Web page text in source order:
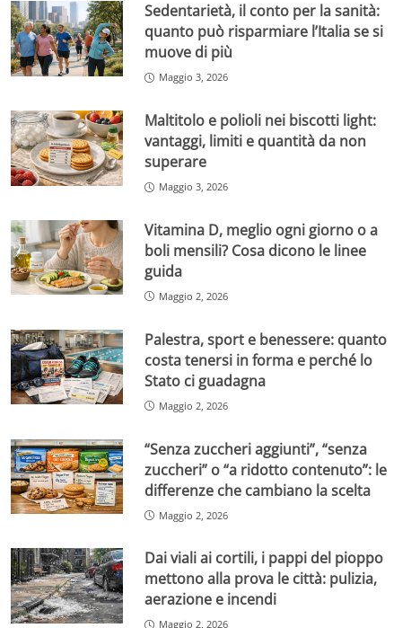
Sedentarietà, il conto per la sanità:
quanto può risparmiare l’Italia se si
muove di più
Maggio 3, 2026
Maltitolo e polioli nei biscotti light:
vantaggi, limiti e quantità da non
superare
Maggio 3, 2026
Vitamina D, meglio ogni giorno o a
boli mensili? Cosa dicono le linee
guida
Maggio 2, 2026
Palestra, sport e benessere: quanto
costa tenersi in forma e perché lo
Stato ci guadagna
Maggio 2, 2026
“Senza zuccheri aggiunti”, “senza
zuccheri” o “a ridotto contenuto”: le
differenze che cambiano la scelta
Maggio 2, 2026
Dai viali ai cortili, i pappi del pioppo
mettono alla prova le città: pulizia,
aerazione e incendi
Maggio 2, 2026